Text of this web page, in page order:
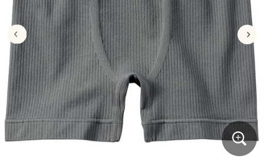
寝具・ベッド
カーテン・ラグ・ファブリック
美容・健康・サプリメント
制服・スクールすべて
制服・学生服
ジュニア・ティーンズ下着
大きいサイズ
大きいサイズ通販すべて
大きいサイズ レディース服
大きいサイズ レディース下着
バーゲン
バーゲンセール
シークレットセール
詳細検索
商品カテゴリ一覧
カタログ
カーテン・ラグ・ファブリック
制服・学生服
ジュニア・ティーンズ下着
大きいサイズ通販すべて
大きいサイズ レディース服
大きいサイズ レディース下着
大きいサイズ メンズ
大きいサイズ 事務・制服
バーゲン
バーゲンセール
シークレットセール
詳細検索
商品カテゴリ一覧
カタログ
カタログ・チラシからのご注文